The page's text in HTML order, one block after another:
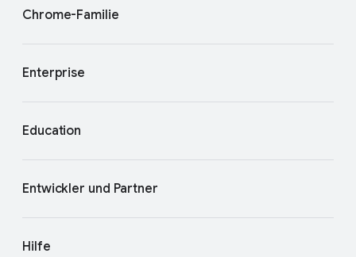
Chrome-Familie
Enterprise
Education
Entwickler und Partner
Hilfe